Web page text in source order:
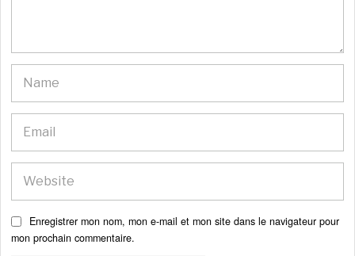
Enregistrer mon nom, mon e-mail et mon site dans le navigateur pour
mon prochain commentaire.